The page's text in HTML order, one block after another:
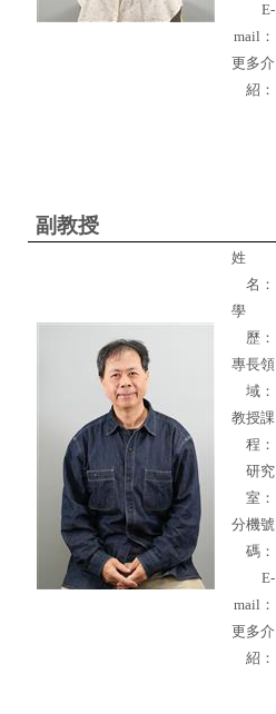
E-
mail ：
更多介
紹：
副教授
姓
名：
學
歷：
專長領
域：
教授課
程：
研究
室：
分機號
碼：
E-
mail ：
更多介
紹：